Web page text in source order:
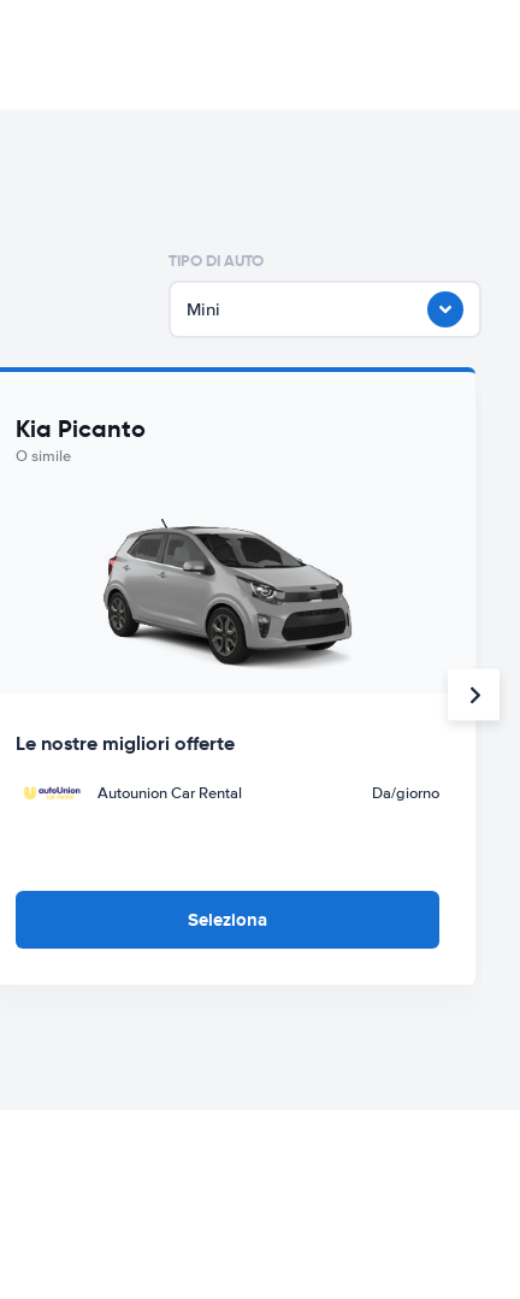
TIPO DI AUTO
Mini
Kia Picanto
O simile
Le nostre migliori offerte
Autounion Car Rental Da/giorno
Seleziona